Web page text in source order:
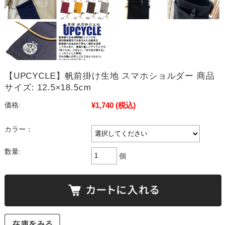
【UPCYCLE】帆前掛け生地 スマホショルダー 商品
サイズ: 12.5×18.5cm
価格: ¥1,740 (税込)
カラー：
数量:
個